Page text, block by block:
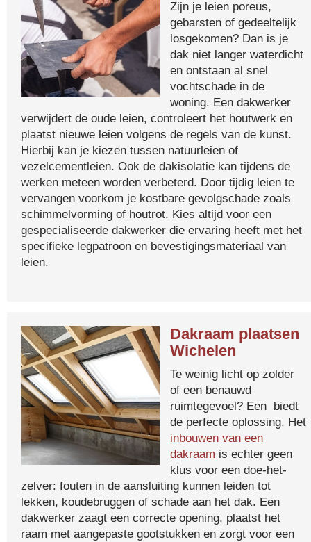
Zijn je leien poreus,
gebarsten of gedeeltelijk
losgekomen? Dan is je
dak niet langer waterdicht
en ontstaan al snel
vochtschade in de
woning. Een dakwerker
verwijdert de oude leien, controleert het houtwerk en
plaatst nieuwe leien volgens de regels van de kunst.
Hierbij kan je kiezen tussen natuurleien of
vezelcementleien. Ook de dakisolatie kan tijdens de
werken meteen worden verbeterd. Door tijdig leien te
vervangen voorkom je kostbare gevolgschade zoals
schimmelvorming of houtrot. Kies altijd voor een
gespecialiseerde dakwerker die ervaring heeft met het
specifieke legpatroon en bevestigingsmateriaal van
leien.
Dakraam plaatsen
Wichelen
Te weinig licht op zolder
of een benauwd
ruimtegevoel? Een biedt
de perfecte oplossing. Het
inbouwen van een
dakraam is echter geen
klus voor een doe-het-
zelver: fouten in de aansluiting kunnen leiden tot
lekken, koudebruggen of schade aan het dak. Een
dakwerker zaagt een correcte opening, plaatst het
raam met aangepaste gootstukken en zorgt voor een